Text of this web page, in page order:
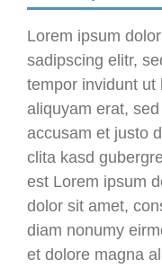
Lorem ipsum
sadipscing elitr,
tempor invidunt ut
aliquyam erat,
accusam et justo
clita kasd
est Lorem ipsum
dolor sit amet,
diam nonumy
et dolore magna